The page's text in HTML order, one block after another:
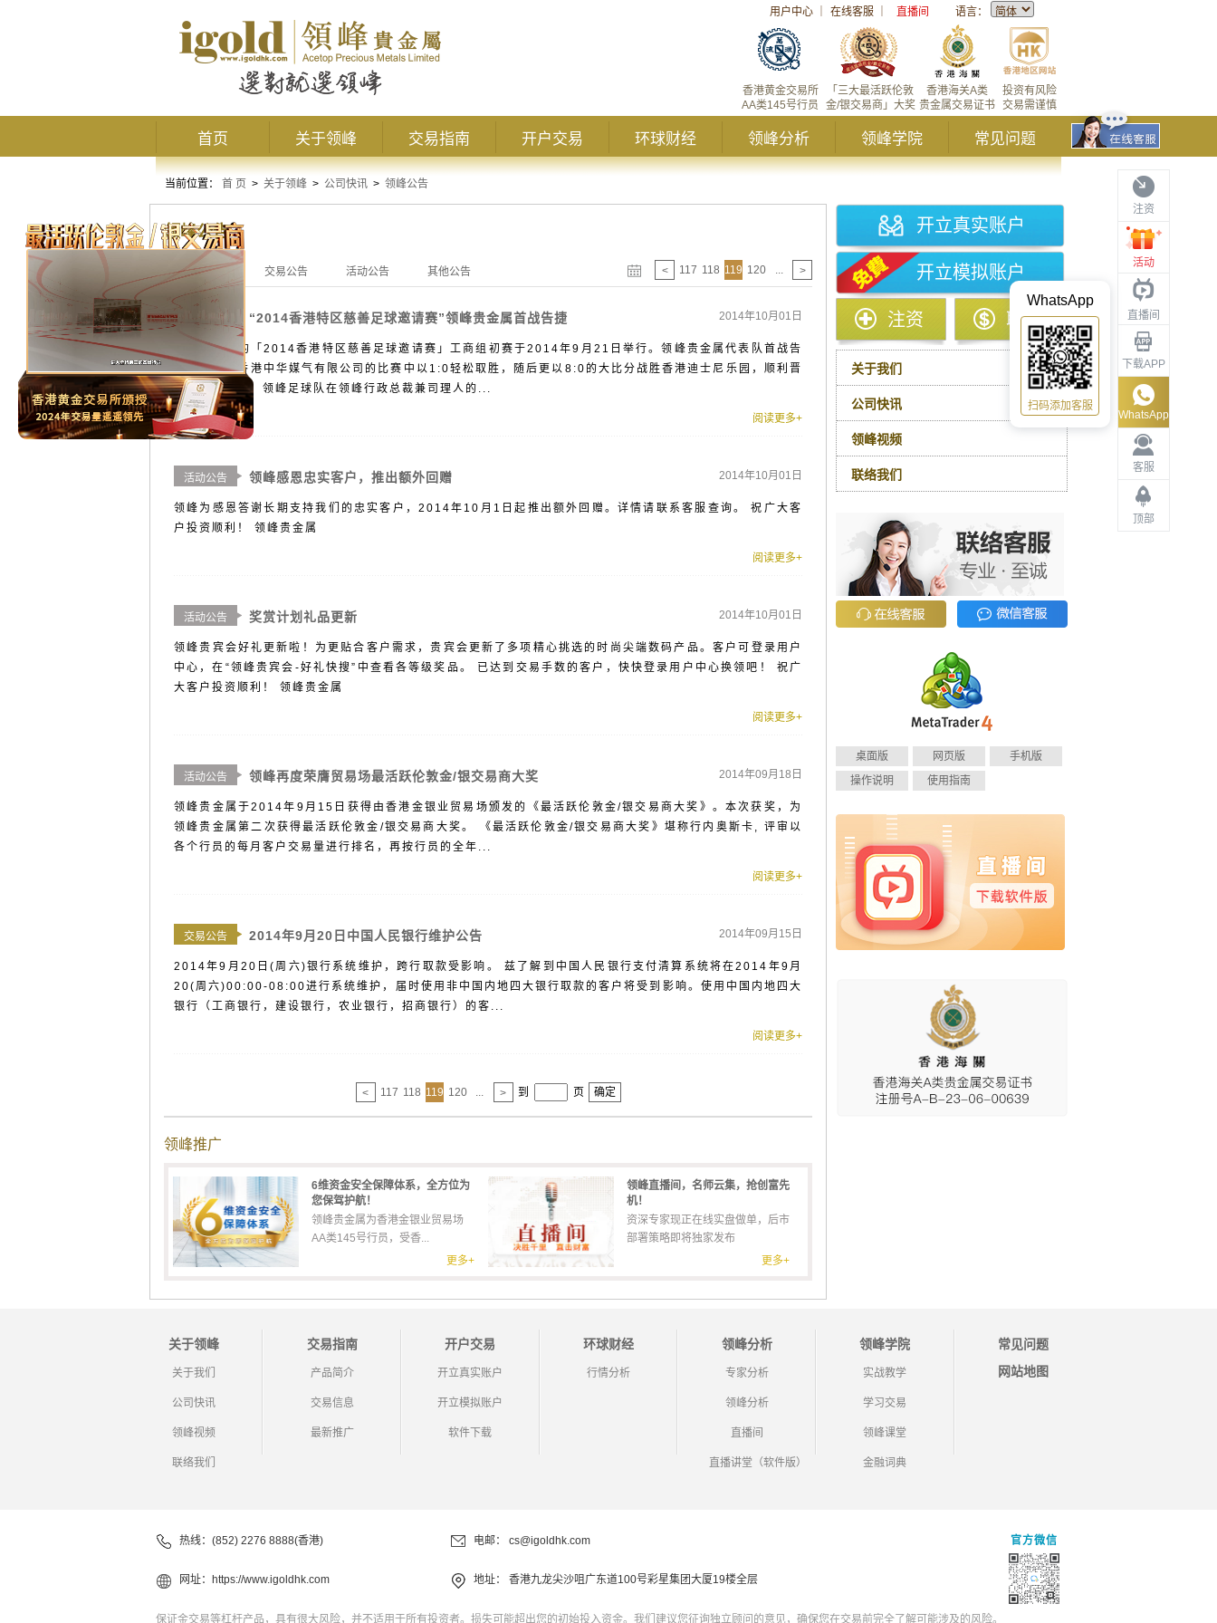
用户中心 在线客服 直播间 语言：
投资有风险
交易需谨慎
香港海关A类
贵金属交易证书
「三大最活跃伦敦
金/银交易商」大奖
香港黄金交易所
AA类145号行员
首页 关于领峰 交易指南 开户交易 环球财经 领峰分析 领峰学院 常见问题
注资
活动
直播间
下载APP
客服
顶部
WhatsApp
WhatsApp
扫码添加客服
当前位置： 首 页 > 关于领峰 > 公司快讯 > 领峰公告
领峰公告
全部公告 交易公告 活动公告 其他公告 < 117 118 119 120 ... >
活动公告 “2014香港特区慈善足球邀请赛”领峰贵金属首战告捷 2014年10月01日
由领峰赞助的「2014香港特区慈善足球邀请赛」工商组初赛于2014年9月21日举行。领峰贵金属代表队首战告
捷，在对阵香港中华媒气有限公司的比赛中以1:0轻松取胜，随后更以8:0的大比分战胜香港迪士尼乐园，顺利晋
级工商组8强。 领峰足球队在领峰行政总裁兼司理人的...
阅读更多+
活动公告 领峰感恩忠实客户，推出额外回赠 2014年10月01日
领峰为感恩答谢长期支持我们的忠实客户，2014年10月1日起推出额外回赠。详情请联系客服查询。 祝广大客
户投资顺利！ 领峰贵金属
阅读更多+
活动公告 奖赏计划礼品更新 2014年10月01日
领峰贵宾会好礼更新啦！为更贴合客户需求，贵宾会更新了多项精心挑选的时尚尖端数码产品。客户可登录用户
中心，在“领峰贵宾会-好礼快搜”中查看各等级奖品。 已达到交易手数的客户，快快登录用户中心换领吧！ 祝广
大客户投资顺利！ 领峰贵金属
阅读更多+
活动公告 领峰再度荣膺贸易场最活跃伦敦金/银交易商大奖 2014年09月18日
领峰贵金属于2014年9月15日获得由香港金银业贸易场颁发的《最活跃伦敦金/银交易商大奖》。本次获奖，为
领峰贵金属第二次获得最活跃伦敦金/银交易商大奖。 《最活跃伦敦金/银交易商大奖》堪称行内奥斯卡, 评审以
各个行员的每月客户交易量进行排名，再按行员的全年...
阅读更多+
交易公告 2014年9月20日中国人民银行维护公告 2014年09月15日
2014年9月20日(周六)银行系统维护，跨行取款受影响。 兹了解到中国人民银行支付清算系统将在2014年9月
20(周六)00:00-08:00进行系统维护，届时使用非中国内地四大银行取款的客户将受到影响。使用中国内地四大
银行（工商银行，建设银行，农业银行，招商银行）的客...
阅读更多+
< 117 118 119 120 ... > 到 页 确定
领峰推广
6维资金安全保障体系，全方位为
您保驾护航！
领峰贵金属为香港金银业贸易场
AA类145号行员，受香...
更多+
领峰直播间，名师云集，抢创富先
机！
资深专家现正在线实盘做单，后市
部署策略即将独家发布
更多+
开立真实账户
开立模拟账户
注资 取款
关于我们
公司快讯
领峰视频
联络我们
桌面版 网页版
手机版
操作说明
使用指南
关于领峰
关于我们
公司快讯
领峰视频
联络我们
交易指南
产品简介
交易信息
最新推广
开户交易
开立真实账户
开立模拟账户
软件下载
环球财经
行情分析
领峰分析
专家分析
领峰分析
直播间
直播讲堂（软件版）
领峰学院
实战教学
学习交易
领峰课堂
金融词典
常见问题
网站地图
热线：(852) 2276 8888(香港) 电邮： cs@igoldhk.com
网址： https://www.igoldhk.com 地址： 香港九龙尖沙咀广东道100号彩星集团大厦19楼全层
官方微信
保证金交易等杠杆产品，具有很大风险，并不适用于所有投资者。损失可能超出您的初始投入资金。我们建议您征询独立顾问的意见，确保您在交易前完全了解可能涉及的风险。